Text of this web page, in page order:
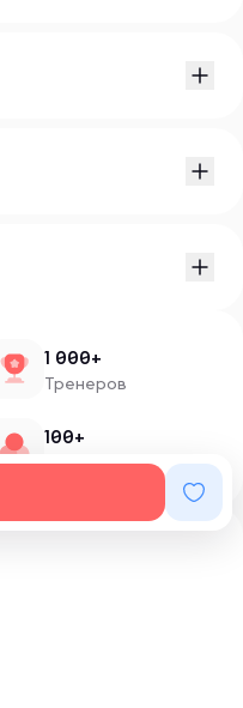
1 000+
Тренеров
100+
Блоггеров